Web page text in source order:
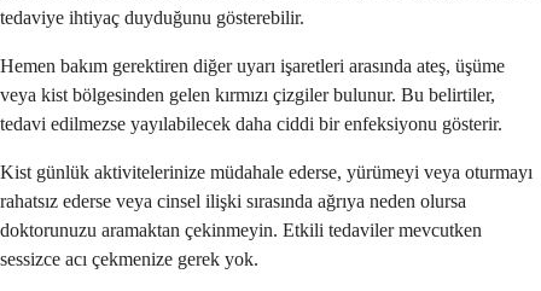
tedaviye ihtiyaç duyduğunu gösterebilir.
Hemen bakım gerektiren diğer uyarı işaretleri arasında ateş, üşüme
veya kist bölgesinden gelen kırmızı çizgiler bulunur. Bu belirtiler,
tedavi edilmezse yayılabilecek daha ciddi bir enfeksiyonu gösterir.
Kist günlük aktivitelerinize müdahale ederse, yürümeyi veya oturmayı
rahatsız ederse veya cinsel ilişki sırasında ağrıya neden olursa
doktorunuzu aramaktan çekinmeyin. Etkili tedaviler mevcutken
sessizce acı çekmenize gerek yok.